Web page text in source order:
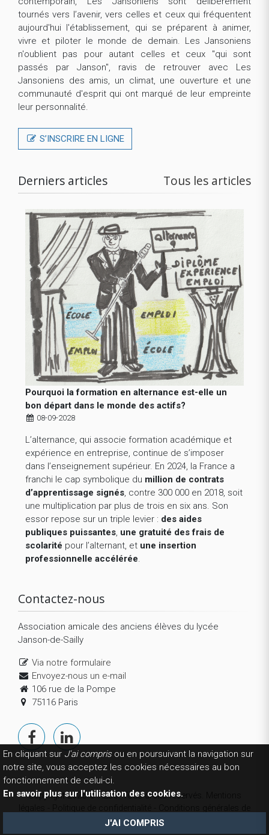
En cliquant sur J'ai comprisou en poursuivant la navigation sur
notre site, vous acceptez les cookies nécessaires au bon
fonctionnement de celui-ci.
En savoir plus sur l'utilisation des cookies.
J'AI COMPRIS
tournés vers l’avenir, vers celles et ceux qui fréquentent
aujourd'hui l'établissement, qui se préparent à animer,
vivre et piloter le monde de demain. Les Jansoniens
n'oublient pas pour autant celles et ceux "qui sont
passés par Janson", ravis de retrouver avec Les
Jansoniens des amis, un climat, une ouverture et une
communauté d'esprit qui ont marqué de leur empreinte
leur personnalité.
S’INSCRIRE EN LIGNE
Derniers articles Tous les articles
Pourquoi la formation en alternance est-elle un
bon départ dans le monde des actifs?
08-09-2028
L’alternance, qui associe formation académique et
expérience en entreprise, continue de s’imposer
dans l’enseignement supérieur. En 2024, la France a
franchi le cap symbolique du million de contrats
d’apprentissage signés, contre 300 000 en 2018, soit
une multiplication par plus de trois en six ans. Son
essor repose sur un triple levier : des aides
publiques puissantes, une gratuité des frais de
scolarité pour l’alternant, et une insertion
professionnelle accélérée.
Contactez-nous
Association amicale des anciens élèves du lycée
Janson-de-Sailly
Via notre formulaire
Envoyez-nous un e-mail
106 rue de la Pompe
75116 Paris
Copyright 2026 © AEJS. Tous droits réservés.
La fondation- Réalisation